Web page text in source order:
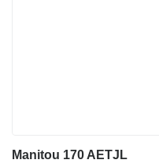
Manitou 170 AETJL